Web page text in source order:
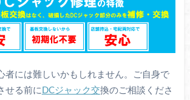
者には難しいかもしれません。ご自身で
せる前に DCジャック交換のご相談くださ